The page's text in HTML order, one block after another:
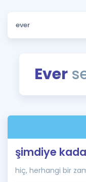
Sözlük
Blog
İngilizce
Ever
şimdiye
hiç, herhangi bir